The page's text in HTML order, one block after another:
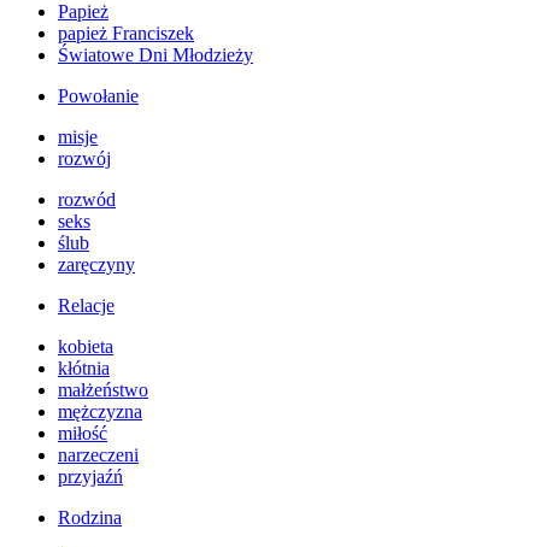
Papież
papież Franciszek
Światowe Dni Młodzieży
Powołanie
misje
rozwój
rozwód
seks
ślub
zaręczyny
Relacje
kobieta
kłótnia
małżeństwo
mężczyzna
miłość
narzeczeni
przyjaźń
Rodzina